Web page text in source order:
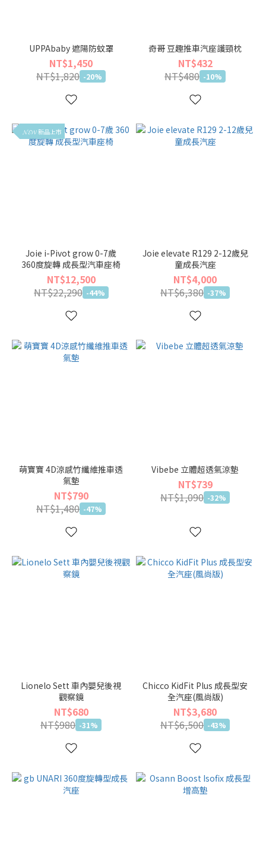
UPPAbaby 遮陽防蚊罩
NT$1,450
NT$1,820 -20%
奇哥 豆趣推車汽座護頸枕
NT$432
NT$480 -10%
𝓝𝓔𝓦 新品上市
Joie i-Pivot grow 0-7歲
360度旋轉 成長型汽車座椅
NT$12,500
NT$22,290 -44%
Joie elevate R129 2-12歲兒
童成長汽座
NT$4,000
NT$6,380 -37%
萌寶寶 4D涼感竹纖維推車透
氣墊
NT$790
NT$1,480 -47%
Vibebe 立體超透氣涼墊
NT$739
NT$1,090 -32%
Lionelo Sett 車內嬰兒後視
觀察鏡
NT$680
NT$980 -31%
Chicco KidFit Plus 成長型安
全汽座(風尚版)
NT$3,680
NT$6,500 -43%